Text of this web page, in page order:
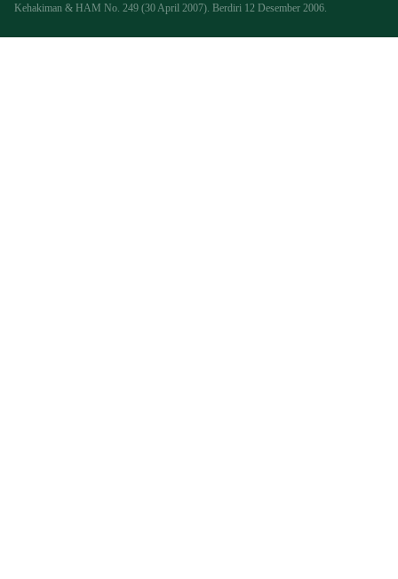
Kehakiman & HAM No. 249 (30 April 2007). Berdiri 12 Desember 2006.